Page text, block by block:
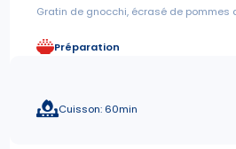
Gratin de gnocchi, écrasé de pommes
Préparation
Cuisson: 60min